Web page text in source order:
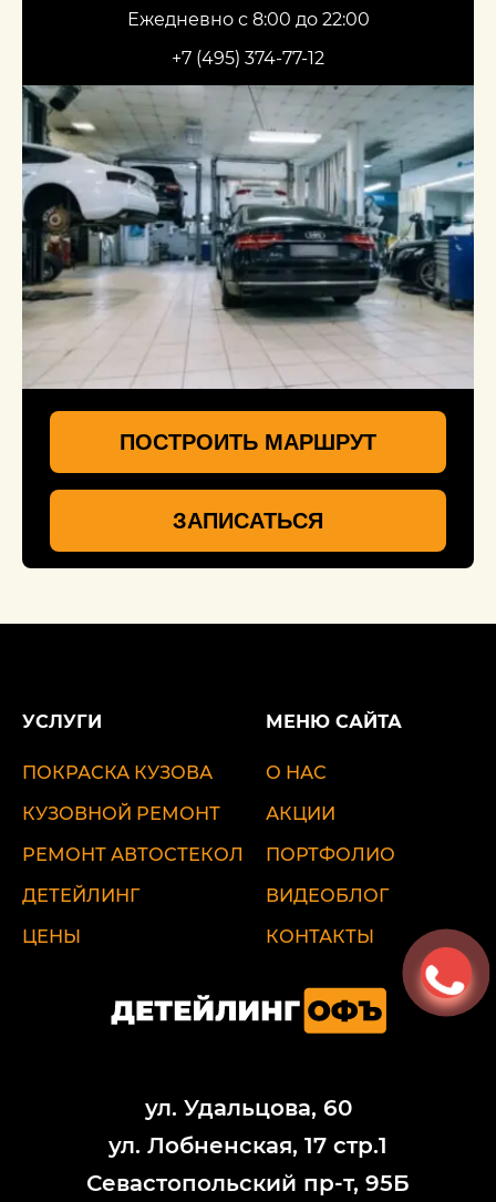
Ежедневно с 8:00 до 22:00
+7 (495) 374-77-12
ПОСТРОИТЬ МАРШРУТ
ЗАПИСАТЬСЯ
УСЛУГИ
ПОКРАСКА КУЗОВА
КУЗОВНОЙ РЕМОНТ
РЕМОНТ АВТОСТЕКОЛ
ДЕТЕЙЛИНГ
ЦЕНЫ
МЕНЮ САЙТА
О НАС
АКЦИИ
ПОРТФОЛИО
ВИДЕОБЛОГ
КОНТАКТЫ
ул. Удальцова, 60
ул. Лобненская, 17 стр.1
Севастопольский пр-т, 95Б